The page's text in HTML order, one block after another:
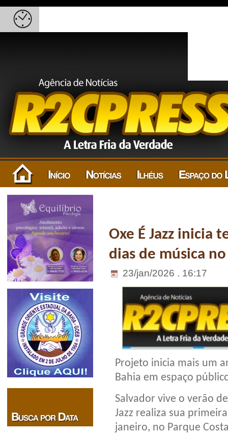
Oxe É Jazz inicia
dias de música
23/jan/2026 . 16:17
Projeto inicia mais um
Bahia em espaço
Salvador vive o verão
Jazz realiza sua
janeiro, no Parque